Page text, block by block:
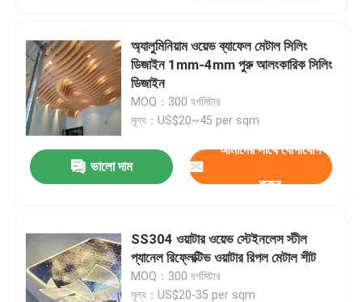
অ্যালুমিনিয়াম ওয়েভ ব্যাফেল মেটাল সিলিং
ডিজাইন 1mm-4mm পুরু আলংকারিক সিলিং
ডিজাইন
MOQ：300 বর্গমিটার
মূল্য：US$20~45 per sqm
ভালো দাম
আমাদের সাথে যোগাযোগ
করুন
SS304 ওয়াটার ওয়েভ স্টেইনলেস স্টীল
প্যানেল রিফ্লেক্টিভ ওয়াটার রিপল মেটাল শীট
MOQ：300 বর্গমিটার
মূল্য：US$20-35 per sqm